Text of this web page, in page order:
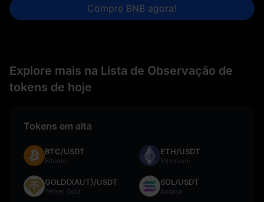
Compre BNB agora!
Explore mais na Lista de Observação de
tokens de hoje
Tokens em alta
BTC/USDT
Bitcoin
ETH/USDT
Ethereum
GOLD(XAUT)/USDT
Tether Gold
SOL/USDT
Solana